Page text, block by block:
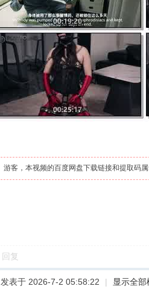
游客，本视频的百度网盘下载链接和提取码
回复
发表于 2026-7-2 05:58:22 显示全部